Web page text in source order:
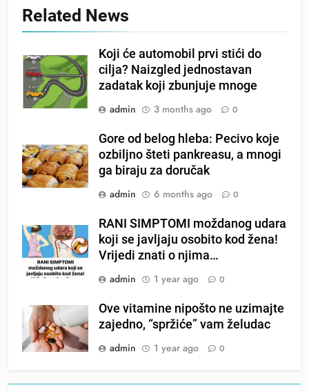
Related News
Koji će automobil prvi stići do
cilja? Naizgled jednostavan
zadatak koji zbunjuje mnoge
admin
3 months ago 0
Gore od belog hleba: Pecivo koje
ozbiljno šteti pankreasu, a mnogi
ga biraju za doručak
admin
6 months ago 0
RANI SIMPTOMI moždanog udara
koji se javljaju osobito kod žena!
Vrijedi znati o njima…
admin
1 year ago 0
Ove vitamine nipošto ne uzimajte
zajedno, “spržiće” vam želudac
admin
1 year ago 0